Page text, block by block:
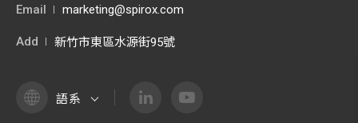
Email marketing@spirox.com
Add 新竹市東區水源街95號
語系